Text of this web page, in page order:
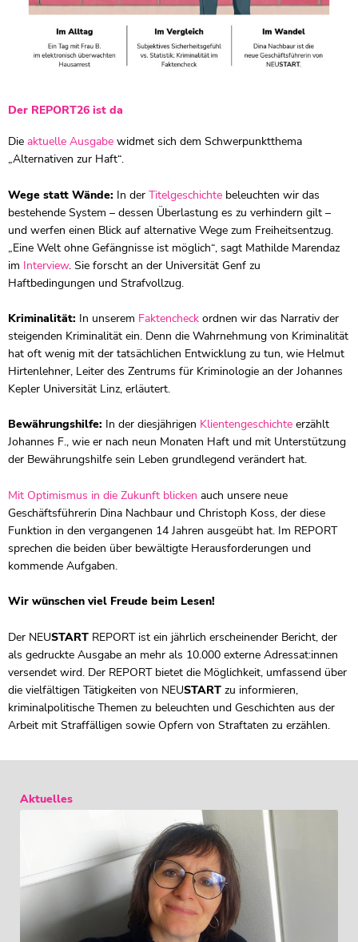
Der REPORT26 ist da
Die aktuelle Ausgabe widmet sich dem Schwerpunktthema
„Alternativen zur Haft“.
Wege statt Wände: In der Titelgeschichte beleuchten wir das
bestehende System – dessen Überlastung es zu verhindern gilt –
und werfen einen Blick auf alternative Wege zum Freiheitsentzug.
„Eine Welt ohne Gefängnisse ist möglich“, sagt Mathilde Marendaz
im Interview. Sie forscht an der Universität Genf zu
Haftbedingungen und Strafvollzug.
Kriminalität: In unserem Faktencheck ordnen wir das Narrativ der
steigenden Kriminalität ein. Denn die Wahrnehmung von Kriminalität
hat oft wenig mit der tatsächlichen Entwicklung zu tun, wie Helmut
Hirtenlehner, Leiter des Zentrums für Kriminologie an der Johannes
Kepler Universität Linz, erläutert.
Bewährungshilfe: In der diesjährigen Klientengeschichte erzählt
Johannes F., wie er nach neun Monaten Haft und mit Unterstützung
der Bewährungshilfe sein Leben grundlegend verändert hat.
Mit Optimismus in die Zukunft blicken auch unsere neue
Geschäftsführerin Dina Nachbaur und Christoph Koss, der diese
Funktion in den vergangenen 14 Jahren ausgeübt hat. Im REPORT
sprechen die beiden über bewältigte Herausforderungen und
kommende Aufgaben.
Wir wünschen viel Freude beim Lesen!
Der NEUSTART REPORT ist ein jährlich erscheinender Bericht, der
als gedruckte Ausgabe an mehr als 10.000 externe Adressat:innen
versendet wird. Der REPORT bietet die Möglichkeit, umfassend über
die vielfältigen Tätigkeiten von NEUSTART zu informieren,
kriminalpolitische Themen zu beleuchten und Geschichten aus der
Arbeit mit Straffälligen sowie Opfern von Straftaten zu erzählen.
Aktuelles